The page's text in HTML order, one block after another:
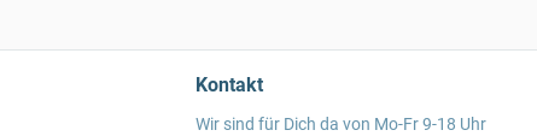
Kontakt
Wir sind für Dich da von Mo-Fr 9-18 Uhr